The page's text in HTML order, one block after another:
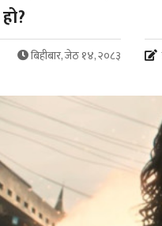
बिहीबार, जेठ १४, २०८३